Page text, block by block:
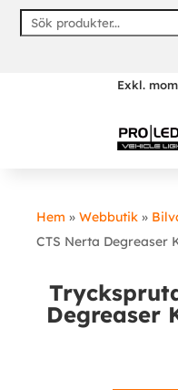
Skip
Exkl.
Hem » Webbutik »
CTS Nerta Degreaser
Degreaser